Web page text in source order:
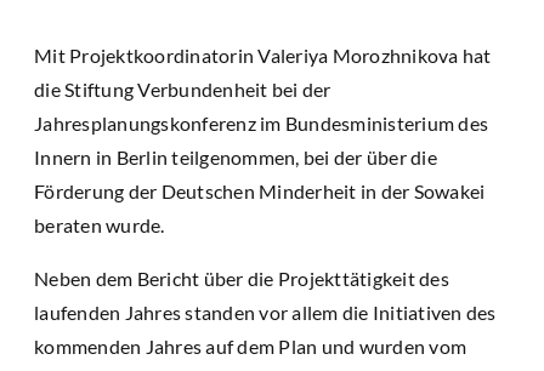
Mit Projektkoordinatorin Valeriya Morozhnikova hat
die Stiftung Verbundenheit bei der
Jahresplanungskonferenz im Bundesministerium des
Innern in Berlin teilgenommen, bei der über die
Förderung der Deutschen Minderheit in der Sowakei
beraten wurde.
Neben dem Bericht über die Projekttätigkeit des
laufenden Jahres standen vor allem die Initiativen des
kommenden Jahres auf dem Plan und wurden vom